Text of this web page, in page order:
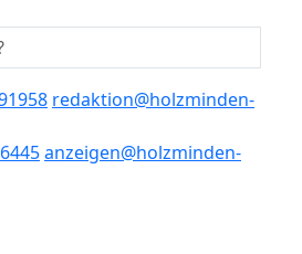
redaktion@holzminden-
anzeigen@holzminden-